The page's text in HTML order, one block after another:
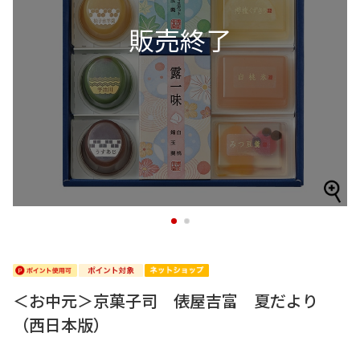
1 2
＜お中元＞京菓子司 俵屋吉富 夏だより
（西日本版）